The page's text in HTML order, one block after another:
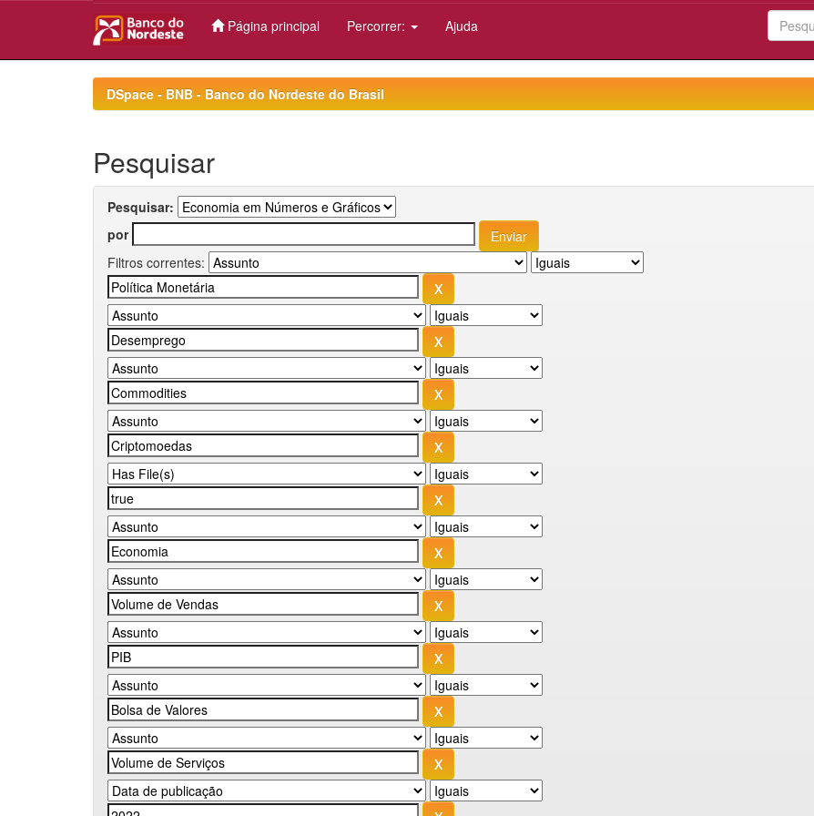
Página principal Percorrer: Ajuda
DSpace - BNB - Banco do Nordeste do Brasil
Pesquisar
Pesquisar:
por
Filtros correntes: